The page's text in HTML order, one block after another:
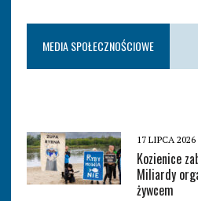
MEDIA SPOŁECZNOŚCIOWE
17 LIPCA 2026
Kozienice
Miliardy
żywcem